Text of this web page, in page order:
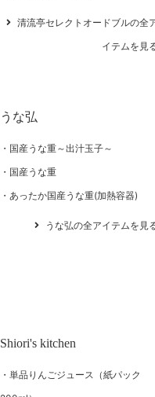
清流亭セレクトオードブルの全
イテムを見
うな弘
国産うな重～出汁玉子～
国産うな重
あったか国産うな重(加熱容器)
うな弘の全アイテムを見
Shiori's kitchen
単品りんごジュース（紙パック